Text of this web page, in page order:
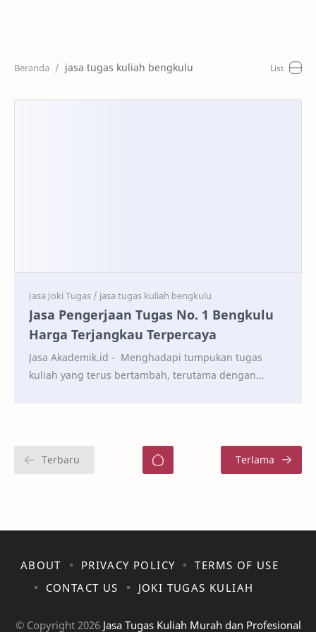
Keunggulan
Harga
jasa tugas kuliah bengkulu
Jasa Pengerjaan Tugas No. 1 Bengkulu
Harga Terjangkau Terpercaya
Jasa Akademik.id - Menghadapi tumpukan tugas
kuliah yang terus bertambah, terutama dengan
ABOUT PRIVACY POLICY
TERMS OF USE
CONTACT US
JOKI TUGAS KULIAH
© Copyright 2026 Jasa Tugas Kuliah Murah dan Profesional